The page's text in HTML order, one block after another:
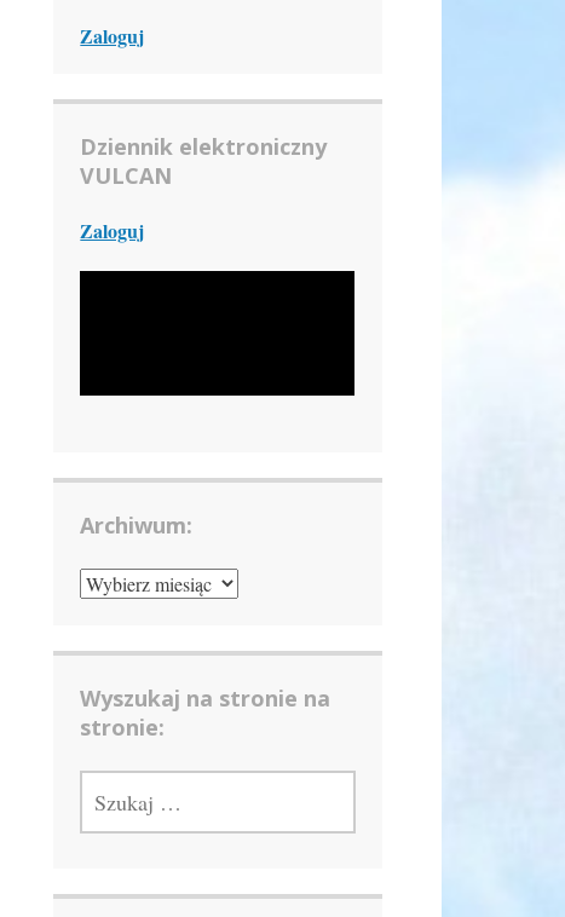
Zaloguj
Dziennik elektroniczny
VULCAN
Zaloguj
Archiwum:
ARCHIWUM:
Wyszukaj na stronie na
stronie:
SZUKAJ: